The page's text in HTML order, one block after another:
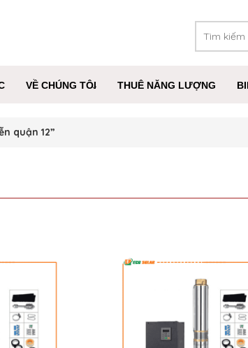
VỀ CHÚNG TÔI THUÊ NĂNG LƯỢNG
quận 12”